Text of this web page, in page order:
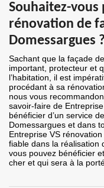
Souhaitez-
rénovation de
Domessargues ?
Sachant que la façade
important, protecteur et
l’habitation, il est
procédant à sa
nous vous
savoir-faire de
bénéficier d’un service
Domessargues et dans
Entreprise VS
fiable dans la réalisation
vous pouvez bénéficier
cher et qui sera à la